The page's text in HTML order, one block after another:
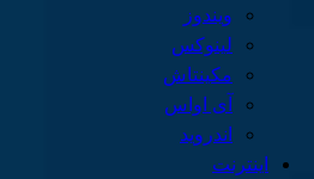
ویندوز
لینوکس
مکینتاش
آی اواس
اندروید
اینترنت